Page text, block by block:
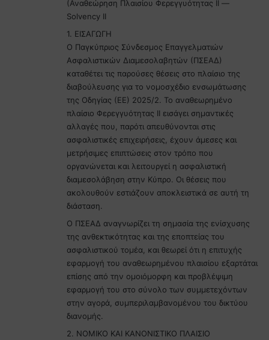
(Αναθεώρηση Πλαισίου Φερεγγυότητας ΙΙ —
Solvency II
1. ΕΙΣΑΓΩΓΗ
Ο Παγκύπριος Σύνδεσμος Επαγγελματιών
Ασφαλιστικών Διαμεσολαβητών (ΠΣΕΑΔ)
καταθέτει τις παρούσες θέσεις στο πλαίσιο της
διαβούλευσης για το νομοσχέδιο ενσωμάτωσης
της Οδηγίας (ΕΕ) 2025/2. Το αναθεωρημένο
πλαίσιο Φερεγγυότητας ΙΙ εισάγει σημαντικές
αλλαγές που, παρότι απευθύνονται στις
ασφαλιστικές επιχειρήσεις, έχουν άμεσες και
μετρήσιμες επιπτώσεις στον τρόπο που
οργανώνεται και λειτουργεί η ασφαλιστική
διαμεσολάβηση στην Κύπρο. Οι θέσεις που
ακολουθούν εστιάζουν αποκλειστικά σε αυτή τη
διάσταση.
Ο ΠΣΕΑΔ αναγνωρίζει τη σημασία της ενίσχυσης
της ανθεκτικότητας και της εποπτείας του
ασφαλιστικού τομέα, και θεωρεί ότι η επιτυχής
εφαρμογή του αναθεωρημένου πλαισίου εξαρτάται
επίσης από την ομοιόμορφη και προβλέψιμη
εφαρμογή του στο σύνολο των συμμετεχόντων
στην αγορά, συμπεριλαμβανομένου του δικτύου
διανομής.
2. ΝΟΜΙΚΟ ΚΑΙ ΚΑΝΟΝΙΣΤΙΚΟ ΠΛΑΙΣΙΟ